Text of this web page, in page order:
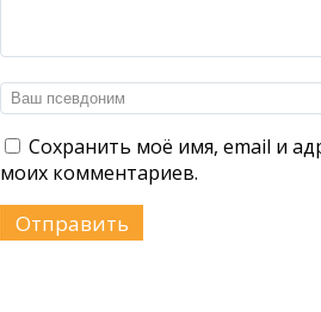
Сохранить моё имя, email и
моих комментариев.